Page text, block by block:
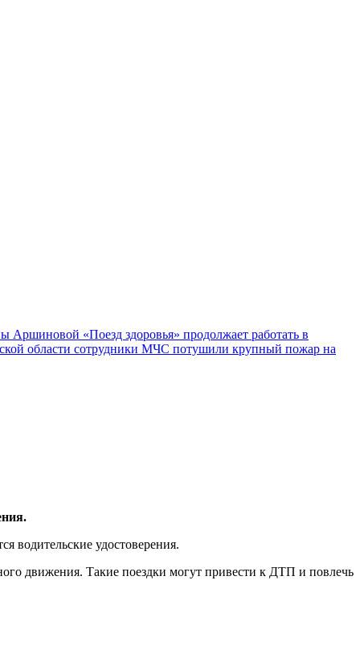
Аршиновой «Поезд здоровья» продолжает работать в
области сотрудники МЧС потушили крупный пожар на
водительские удостоверения.
движения. Такие поездки могут привести к ДТП и повлечь